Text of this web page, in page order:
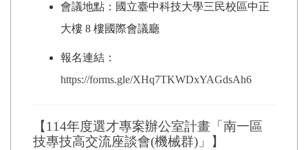
會議地點：國立臺中科技大學三民校區中正
大樓 8 樓國際會議廳
報名連結：
https://forms.gle/XHq7TKWDxYAGdsAh6
【114年度選才專案辦公室計畫「南一區
技專技高交流座談會(機械群)」】